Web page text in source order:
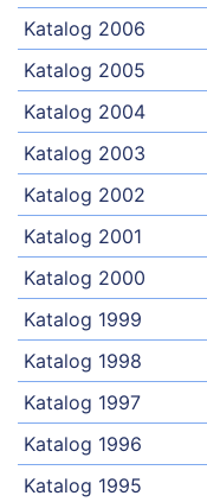
Katalog 2006
Katalog 2005
Katalog 2004
Katalog 2003
Katalog 2002
Katalog 2001
Katalog 2000
Katalog 1999
Katalog 1998
Katalog 1997
Katalog 1996
Katalog 1995